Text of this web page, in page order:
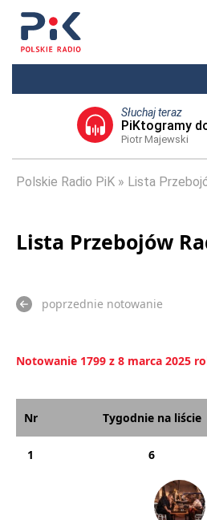
Słuchaj teraz
PiKtogramy
Piotr Majewski
Polskie Radio PiK Lista
Lista Przebojów
poprzednie notowanie
Notowanie 1799 z 8 marca 2025
Nr Tygodnie na liście
1 6